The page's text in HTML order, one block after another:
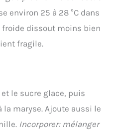
environ 25 à 28 °C dans
dissout moins bien
fragile.
le sucre glace, puis
maryse. Ajoute aussi le
Incorporer: mélanger